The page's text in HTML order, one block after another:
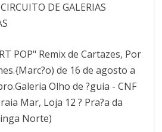
DE GALERIAS
POP" Remix de Cartazes, Por
de 16 de agosto a
Olho de ?guia - CNF
Mar, Loja 12 ? Pra?a da
Norte)